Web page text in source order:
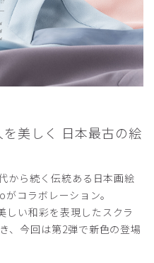
美しく
日本最古の絵
から続く伝統ある日本画絵
コラボレーション。
しい和彩を表現したスクラ
、今回は第2弾で新色の登場